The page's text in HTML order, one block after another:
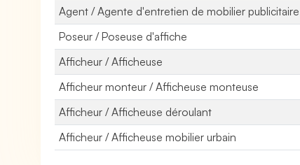
Agent / Agente d'entretien de mobilier publicitaire
Poseur / Poseuse d'affiche
Afficheur / Afficheuse
Afficheur monteur / Afficheuse monteuse
Afficheur / Afficheuse déroulant
Afficheur / Afficheuse mobilier urbain